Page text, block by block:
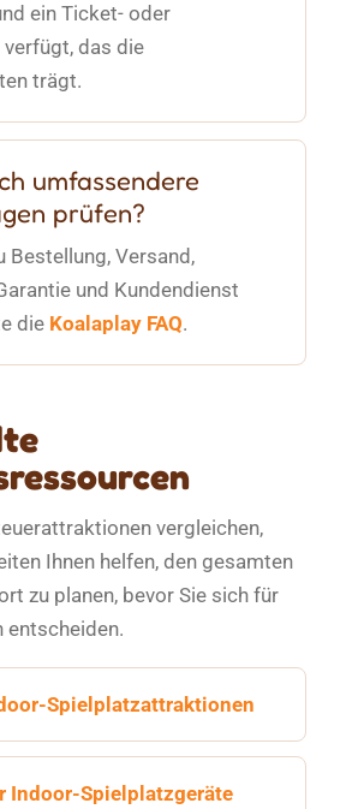
ein Ticket- oder
das die
trägt.
umfassendere
prüfen?
Bestellung, Versand,
und Kundendienst
die Koalaplay FAQ.
vergleichen,
Ihnen helfen, den gesamten
zu planen, bevor Sie sich für
entscheiden.
Spielplatzattraktionen
Indoor-Spielplatzgeräte